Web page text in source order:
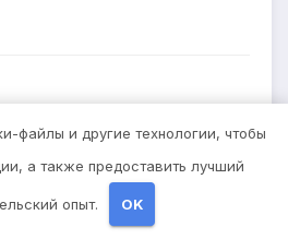
файлы и другие технологии, чтобы
а также предоставить лучший
опыт. OK